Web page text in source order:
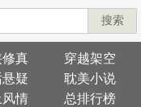
搜索
真
穿越架空
悬疑
耽美小说
风情 总排行榜